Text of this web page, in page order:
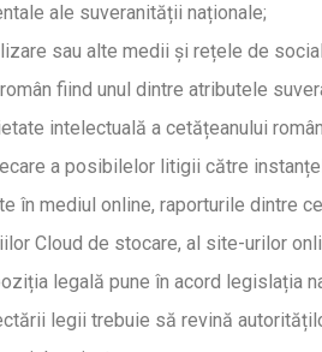
ale suveranității naționale;
sau alte medii și rețele de
fiind unul dintre atributele
intelectuală a cetățeanului
a posibilelor litigii către
în mediul online, raporturile dintre
Cloud de stocare, al site-urilor
legală pune în acord legislația
legii trebuie să revină